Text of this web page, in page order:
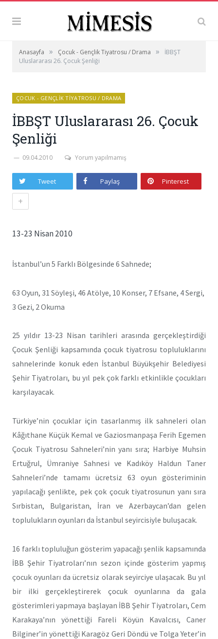
Anasayfa » Çocuk - Gençlik Tiyatrosu / Drama »
İBBŞT
Uluslararası 26. Çocuk Şenliği
ÇOCUK - GENÇLIK TIYATROSU / DRAMA
İBBŞT Uluslararası 26. Çocuk
Şenliği
09.04.2010 Yorum yapılmamış
Tweet Paylaş Pinterest
+
13-23 Nisan 2010
İstanbul’un 5 Farklı Bölgesinde 6 Sahnede;
63 Oyun, 31 Söyleşi, 46 Atölye, 10 Konser, 7 Efsane, 4 Sergi,
3 Gezi, 2 Okuma
25 yıldır 13-23 Nisan tarihleri arasında gerçekleştirdiği
Çocuk Şenliği kapsamında çocuk tiyatrosu topluluklarını
sahnelerinde konuk eden İstanbul Büyükşehir Belediyesi
Şehir Tiyatroları, bu yıl pek çok farklı etkinlikle çocukları
karşılayacak.
Türkiye’nin çocuklar için tasarlanmış ilk sahneleri olan
Kâğıthane Küçük Kemal ve Gaziosmanpaşa Ferih Egemen
Çocuk Tiyatrosu Sahneleri’nin yanı sıra; Harbiye Muhsin
Ertuğrul, Ümraniye Sahnesi ve Kadıköy Haldun Taner
Sahneleri’nde tamamı ücretsiz 63 oyun gösteriminin
yapılacağı şenlikte, pek çok çocuk tiyatrosunun yanı sıra
Sırbistan, Bulgaristan, İran ve Azerbaycan’dan gelen
toplulukların oyunları da İstanbul seyircisiyle buluşacak.
16 farklı topluluğun gösterim yapacağı şenlik kapsamında
İBB Şehir Tiyatroları’nın sezon içinde gösterim yapmış
çocuk oyunları da ücretsiz olarak seyirciye ulaşacak. Bu yıl
bir ilki gerçekleştirerek çocuk oyunlarına da gala
gösterimleri yapmaya başlayan İBB Şehir Tiyatroları, Cem
Karakaya’nın yönettiği Fareli Köyün Kavalcısı, Caner
Bilginer’in yönettiği Karagöz Geri Döndü ve Tolga Yeter’in